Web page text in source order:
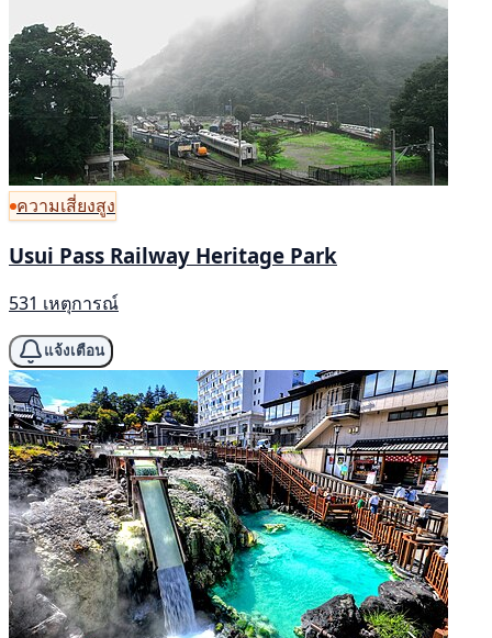
ความเสี่ยงสูง
Usui Pass Railway Heritage Park
531 เหตุการณ์
แจ้งเตือน